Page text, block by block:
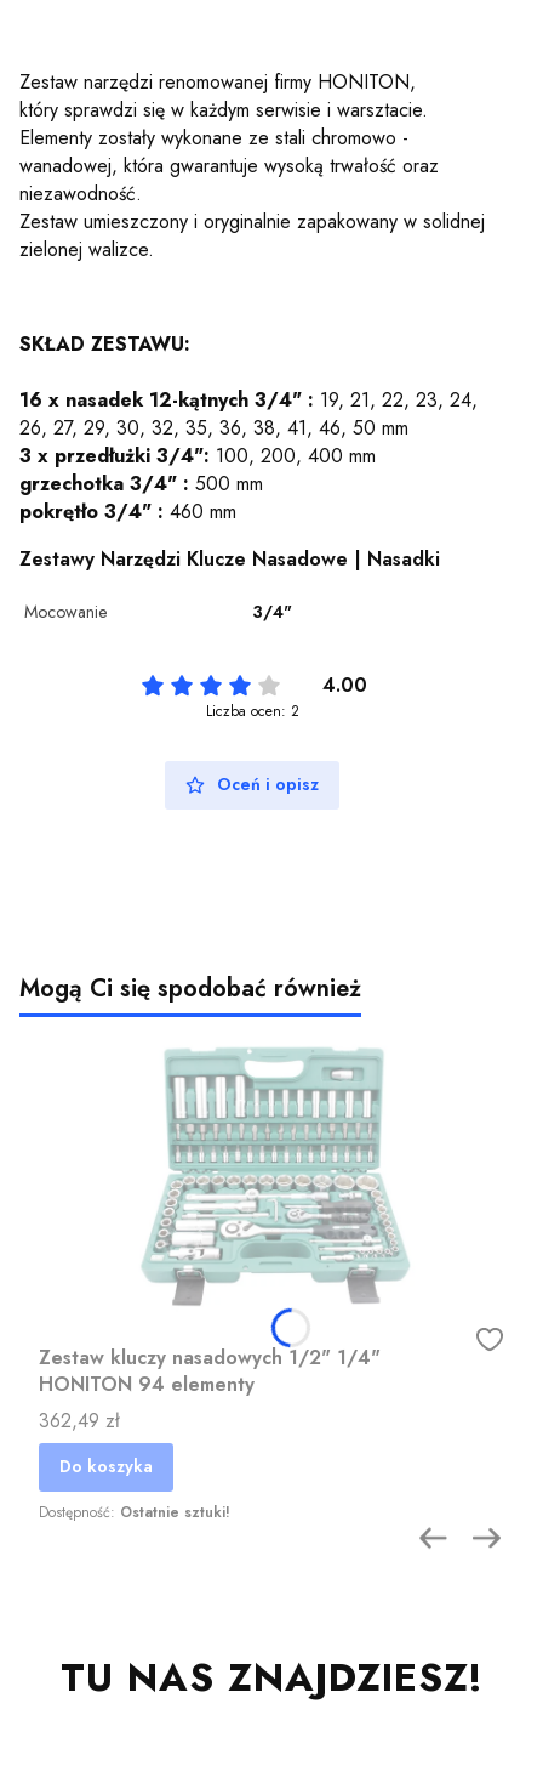
Zestaw narzędzi renomowanej firmy HONITON,
który sprawdzi się w każdym serwisie i warsztacie.
Elementy zostały wykonane ze stali chromowo -
wanadowej, która gwarantuje wysoką trwałość oraz
niezawodność.
Zestaw umieszczony i oryginalnie zapakowany w solidnej
zielonej walizce.
SKŁAD ZESTAWU:
16 x nasadek 12-kątnych 3/4" : 19, 21, 22, 23, 24,
26, 27, 29, 30, 32, 35, 36, 38, 41, 46, 50 mm
3 x przedłużki 3/4": 100, 200, 400 mm
grzechotka 3/4" : 500 mm
pokrętło 3/4" : 460 mm
Zestawy Narzędzi Klucze Nasadowe | Nasadki
Mocowanie 3/4"
4.00
Liczba ocen: 2
Oceń i opisz
Mogą Ci się spodobać również
Zestaw kluczy nasadowych 1/2" 1/4"
HONITON 94 elementy
Cena
362,49 zł
Do koszyka
Dostępność: Ostatnie sztuki!
TU NAS ZNAJDZIESZ!